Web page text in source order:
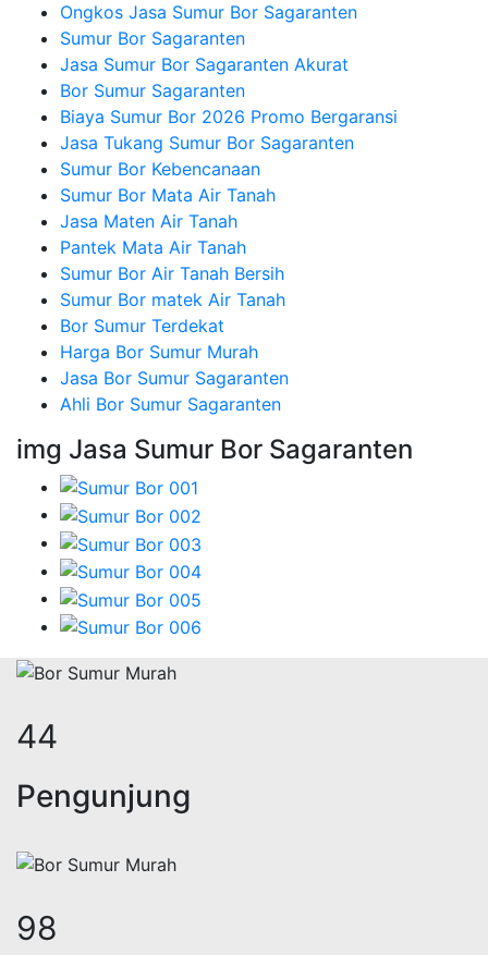
Ongkos Jasa Sumur Bor Sagaranten
Sumur Bor Sagaranten
Jasa Sumur Bor Sagaranten Akurat
Bor Sumur Sagaranten
Biaya Sumur Bor 2026 Promo Bergaransi
Jasa Tukang Sumur Bor Sagaranten
Sumur Bor Kebencanaan
Sumur Bor Mata Air Tanah
Jasa Maten Air Tanah
Pantek Mata Air Tanah
Sumur Bor Air Tanah Bersih
Sumur Bor matek Air Tanah
Bor Sumur Terdekat
Harga Bor Sumur Murah
Jasa Bor Sumur Sagaranten
Ahli Bor Sumur Sagaranten
img Jasa Sumur Bor Sagaranten
54
Pengunjung
121